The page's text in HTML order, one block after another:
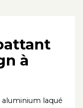
à
aluminium laqué